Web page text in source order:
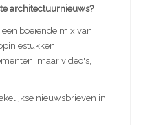
architectuurnieuws?
boeiende mix van
maar video's,
nieuwsbrieven in